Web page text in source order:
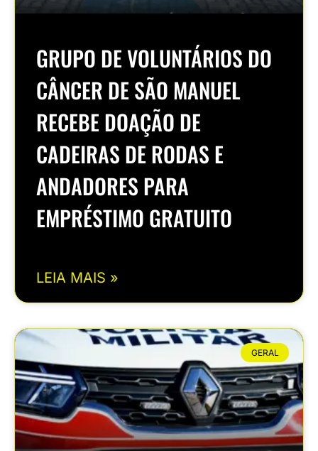
GRUPO DE VOLUNTÁRIOS DO
CÂNCER DE SÃO MANUEL
RECEBE DOAÇÃO DE
CADEIRAS DE RODAS E
ANDADORES PARA
EMPRÉSTIMO GRATUITO
LEIA MAIS »
GERAL